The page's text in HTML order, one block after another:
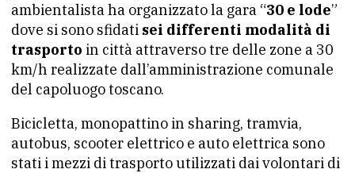
ambientalista ha organizzato la gara “30 e lode”
dove si sono sfidati sei differenti modalità di
trasporto in città attraverso tre delle zone a 30
km/h realizzate dall’amministrazione comunale
del capoluogo toscano.
Bicicletta, monopattino in sharing, tramvia,
autobus, scooter elettrico e auto elettrica sono
stati i mezzi di trasporto utilizzati dai volontari di